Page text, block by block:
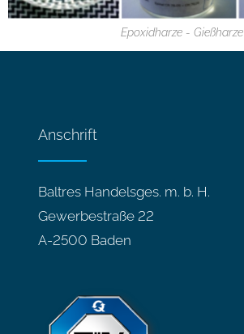
Epoxidharze - Gießharze
Anschrift
Baltres Handelsges. m. b. H.
Gewerbestraße 22
A-2500 Baden